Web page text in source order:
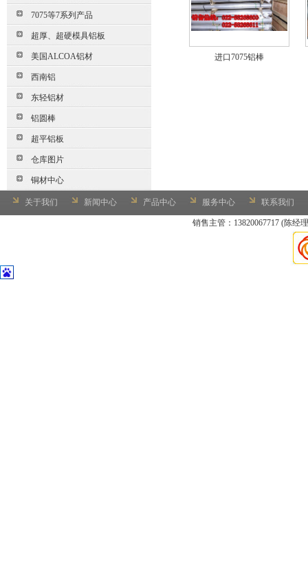
7075等7系列产品
超厚、超硬模具铝板
美国ALCOA铝材
西南铝
东轻铝材
铝圆棒
超平铝板
仓库图片
铜材中心
进口7075铝棒
关于我们 新闻中心 产品中心 服务中心 联系我们
销售主管：13820067717 (陈